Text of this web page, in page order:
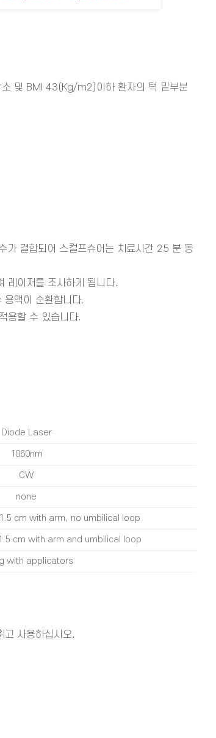
및 BMI 43(Kg/m2)이하 환자의 턱 밑부분
가 결합되어 스컬프슈어는 치료시간 25 분 동
레이저를 조사하게 됩니다.
용액이 순환합니다.
용할 수 있습니다.
Diode Laser
1060nm
CW
none
cm with arm, no umbilical loop
cm with arm and umbilical loop
with applicators
고 사용하십시오.